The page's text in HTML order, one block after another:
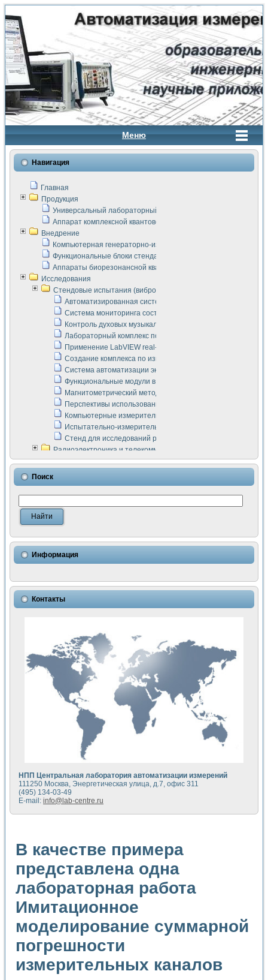
Меню
Навигация
Главная
Продукция
Универсальный лабораторный стенд "Сигнал-USB"
Аппарат комплексной квантовой терапии Интроскан
Внедрение
Компьютерная генераторно-измерительная система
Функциональные блоки стенда "Сигнал-USB"
Аппараты биорезонансной квантовой терапии серии СКАН
Исследования
Стендовые испытания (виброакустика, тензометрия и т.п.)
Автоматизированная система измерения параметров
Система мониторинга состояния тяговых
Контроль духовых музыкальных инструментов
Лабораторный комплекс по исследованию элементной
Применение LabVIEW real-time module для
Создание комплекса по измерению скорости подвижного
Система автоматизации экспериментальных
Функциональные модули в стандарте Nl SCXI для
Магнитометрический метод в дефектоскопии сварных
Перспективы использования машинного зрения в
Компьютерные измерительные системы для
Испытательно-измерительный комплекс аппаратуры для
Стенд для исследований рабочих процессов ДВС в
Радиоэлектроника и телекоммуникации
LabVIEW в расчетах радиолиний систем передачи данных
Аппаратно-программный комплекс для исследования
Виртуальный лабораторный стенд для исследования
Измерение шумовых параметров операционных
Измерительный преобразователь на основе цифровой
Использование NI LabVIEW для математического
Исследовние возможности создания измерителя ВАХ
Математическое моделирование генератора сигналов -
Применение осциллографического модуля с высоким
Симуляция отклика импульсного радиолокационного
Автоматизация формирования уравнений состояния для
Разработка автоматизированного стенда для измерения
Применение среды LabVIEW для построения картины
Портативная система для определения показателей
Использование LabVIEW для управления источником
Устройство для снятия вольт-амперных характеристик
Передовые научные технологии: нано-, фемто-,
Автоматизированная установка по измерению временных
Автоматизированный лабораторный комплекс на базе
Визуализация моделирования и оптимизации тепловой
Виртуальный прибор для исследования функциональных
Исследование возможности создания экономичного
Исследование кинетики движения макрочастиц в
Метод прогнозирования свойств дисперсных продуктов
Недорогая система управления сверхпроводящим
Применение технологий NI в курсе экспериментальной
Расчет переноса аэрозоля и выпадения осадка в
Применение NI VISION для геометрического анализа в
Система температурной стабилизации
Управление движением с помощью программно -
Определение параметров всплывающих газовых
Система управления асинхронным тиристорным
Лазерный профилометр
Применение средств NATIONAL INSTRUMENTS для
Разработка автоматизированного стенда для
Высокочувствительные оптоэлектронные
Установка для измерения диэлектрических свойств
Поиск
Информация
Контакты
НПП Центральная лаборатория автоматизации измерений
111250 Москва, Энергетическая улица, д.7, офис 311
(495) 134-03-49
E-mail: info@lab-centre.ru
В качестве примера
представлена одна
лабораторная работа
Имитационное
моделирование суммарной
погрешности
измерительных каналов